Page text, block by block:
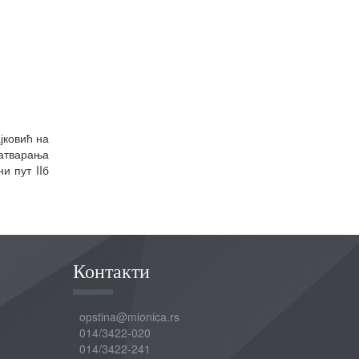
на
пут IIб
Контакти
opstina@mionica.rs
014/3422-020
014/3422-241